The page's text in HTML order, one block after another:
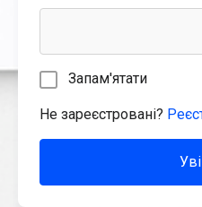
Запам'ятати
Не зареєстровані?